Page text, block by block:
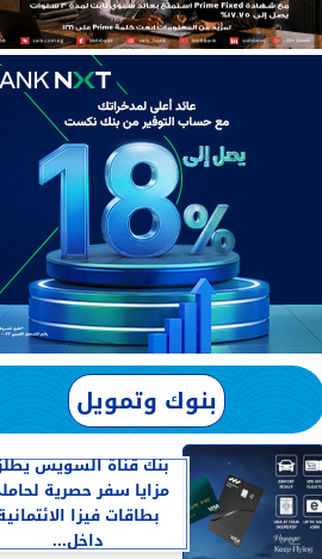
بنوك وتمويل
بنك قناة السويس
مزايا سفر حصرية
بطاقات فيزا
داخل...